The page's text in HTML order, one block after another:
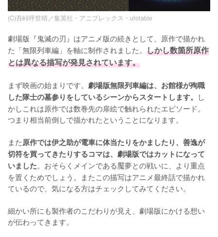
(C)吾峠呼世晴／集英社・アニプレックス・ufotable
劇場版『鬼滅の刃』はアニメ版の続きとして、原作で描かれ
た「無限列車編」を軸に制作されました。 しかし数箇所原作
とは異なる描写が発見されています。
まず映画の始まりです。 劇場版無限列車編は、お館様が殉職
した隊士の墓参りをしているシーンからスタートします。 し
かしこれは原作では数巻先の扉絵で触れられたエピソード。
つまり相当前倒しで描かれたということになります。
また原作では伊之助が電車に体当たりをかましたり、善逸が
切符を買ってきたりするコマは、劇場版ではカットになって
いました。おそらくメインである魘夢との戦いに、より重点
を置くためでしょう。またこの描写はアニメ最終話で描かれ
ているので、気になる方はチェックしてみてください。
細かい所にも製作者のこだわりが見え、劇場版にかける想い
が伝わってきます。